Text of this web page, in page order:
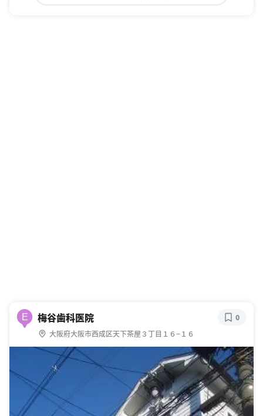
E 梅谷歯科医院
大阪府大阪市西成区天下茶屋３丁目１６−１６
0